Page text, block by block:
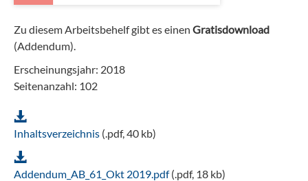
Zu diesem Arbeitsbehelf gibt es einen Gratisdownload
(Addendum).
Erscheinungsjahr: 2018
Seitenanzahl: 102
Inhaltsverzeichnis (.pdf, 40 kb)
Addendum_AB_61_Okt 2019.pdf(.pdf, 18 kb)